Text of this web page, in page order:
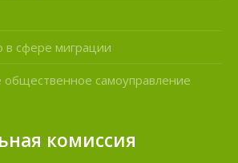
в сфере миграции
самоуправление
комиссия